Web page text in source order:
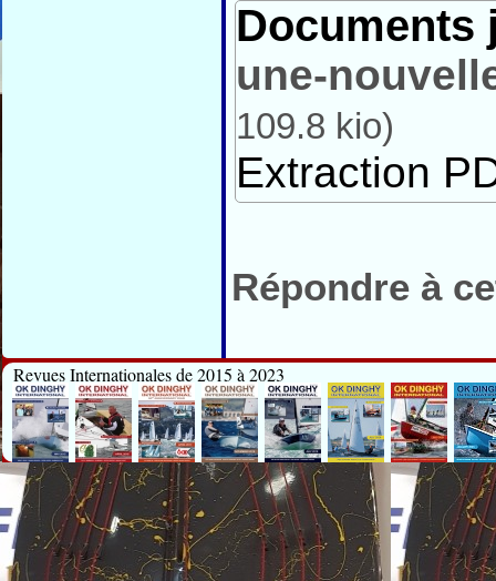
Documents
une-
109.8 kio)
Extraction
Répondre à
Revues Internationales de 2015 à 2023